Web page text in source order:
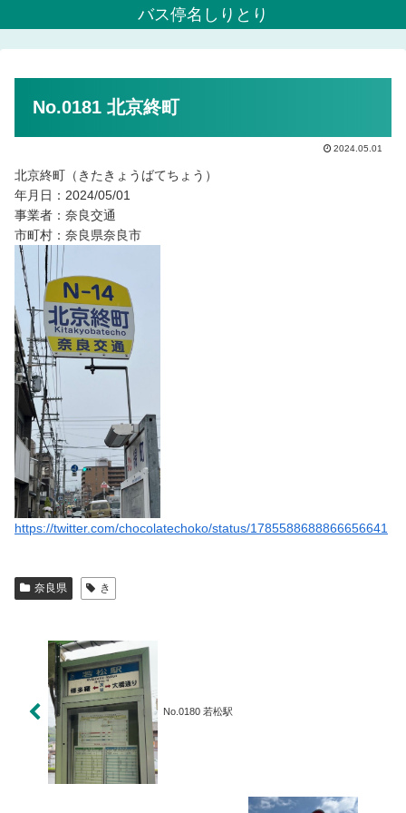
バス停名しりとり
No.0181 北京終町
2024.05.01
北京終町（きたきょうばてちょう）
年月日：2024/05/01
事業者：奈良交通
市町村：奈良県奈良市
https://twitter.com/chocolatechoko/status/1785588688866656641
奈良県 き
No.0180 若松駅